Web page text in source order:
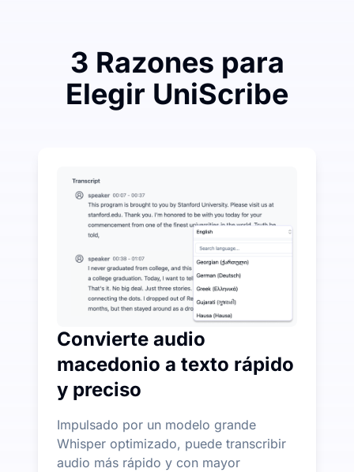
3 Razones para
Elegir UniScribe
UniScribe ofrece 120 minutos de transcripción
Más funciones de IA disponibles más allá de Audio-
Generar automáticamente resúmenes, mapas
Convierte audio
macedonio a texto rápido
y preciso
Impulsado por un modelo grande
Whisper optimizado, puede transcribir
audio más rápido y con mayor